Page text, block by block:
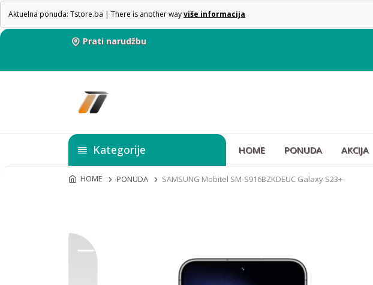
Aktuelna ponuda: Tstore.ba | There is another wayviše informacija
Prati narudžbu
Kategorije HOME PONUDA AKCIJA
HOME PONUDA SAMSUNG Mobitel SM-S916BZKDEUC Galaxy S23+